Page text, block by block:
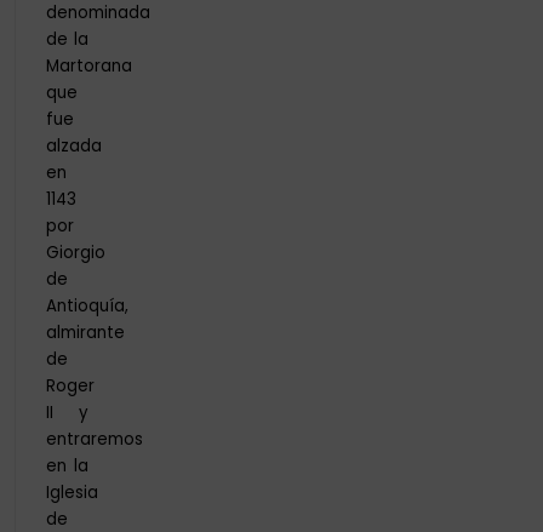
denominada
de la
Martorana
que
fue
alzada
en
1143
por
Giorgio
de
Antioquía,
almirante
de
Roger
II y
entraremos
en la
Iglesia
de